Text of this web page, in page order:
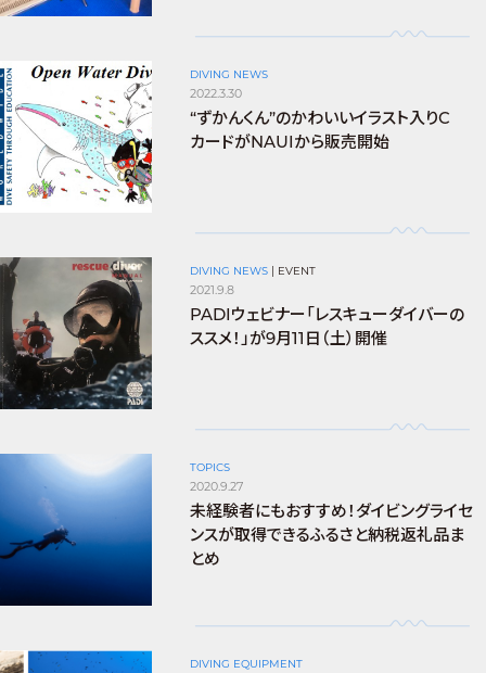
DIVING NEWS
2022.3.30
“ずかんくん”のかわいいイラスト入りC
カードがNAUIから販売開始
DIVING NEWS | EVENT
2021.9.8
PADIウェビナー「レスキューダイバーの
ススメ！」が9月11日（土）開催
TOPICS
2020.9.27
未経験者にもおすすめ！ダイビングライセ
ンスが取得できるふるさと納税返礼品ま
とめ
DIVING EQUIPMENT